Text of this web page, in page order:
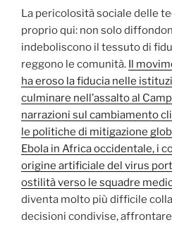
La pericolosità sociale delle
proprio qui: non solo
indeboliscono il tessuto di
reggono le comunità. Il
ha eroso la fiducia nelle
culminare nell’assalto al
narrazioni sul cambiamento
le politiche di mitigazione
Ebola in Africa occidentale, i
origine artificiale del virus
ostilità verso le squadre
diventa molto più difficile
decisioni condivise,